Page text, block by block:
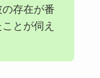
存在が番
とが伺え